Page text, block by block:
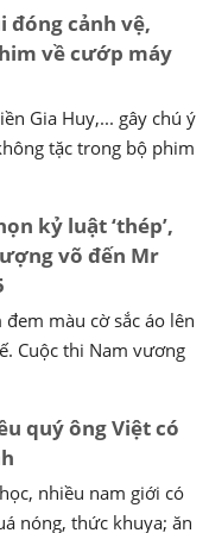
đóng cảnh vệ,
về cướp máy
Gia Huy,... gây chú ý
tặc trong bộ phim
kỷ luật ‘thép’,
võ đến Mr
màu cờ sắc áo lên
Cuộc thi Nam vương
quý ông Việt có
nhiều nam giới có
nóng, thức khuya; ăn